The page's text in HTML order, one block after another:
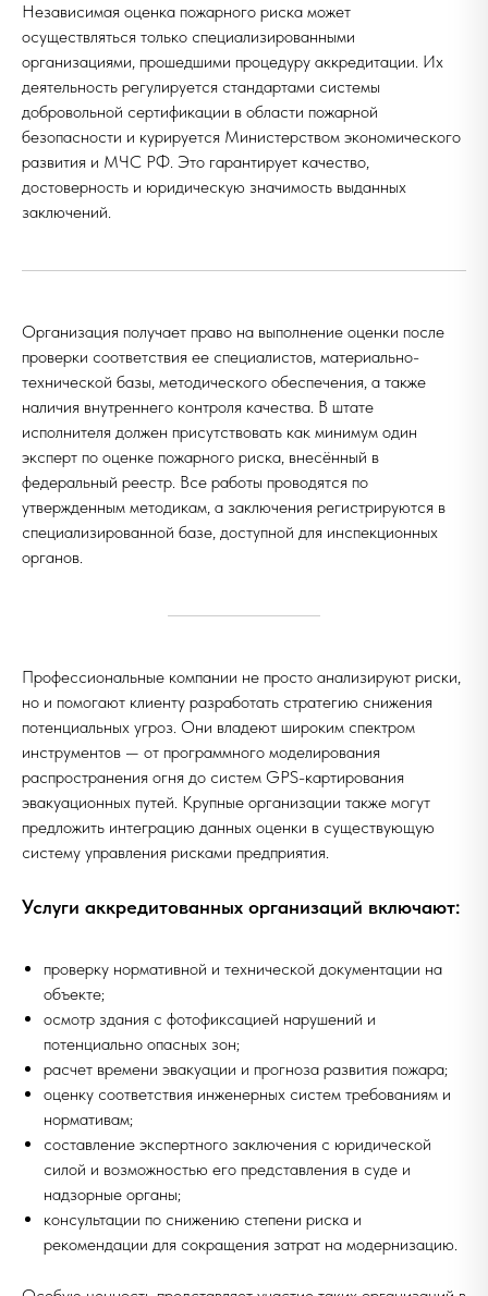
Независимая оценка пожарного риска может
осуществляться только специализированными
организациями, прошедшими процедуру аккредитации. Их
деятельность регулируется стандартами системы
добровольной сертификации в области пожарной
безопасности и курируется Министерством экономического
развития и МЧС РФ. Это гарантирует качество,
достоверность и юридическую значимость выданных
заключений.
Организация получает право на выполнение оценки после
проверки соответствия ее специалистов, материально-
технической базы, методического обеспечения, а также
наличия внутреннего контроля качества. В штате
исполнителя должен присутствовать как минимум один
эксперт по оценке пожарного риска, внесённый в
федеральный реестр. Все работы проводятся по
утвержденным методикам, а заключения регистрируются в
специализированной базе, доступной для инспекционных
органов.
Профессиональные компании не просто анализируют риски,
но и помогают клиенту разработать стратегию снижения
потенциальных угроз. Они владеют широким спектром
инструментов — от программного моделирования
распространения огня до систем GPS-картирования
эвакуационных путей. Крупные организации также могут
предложить интеграцию данных оценки в существующую
систему управления рисками предприятия.
Услуги аккредитованных организаций включают:
проверку нормативной и технической документации на
объекте;
осмотр здания с фотофиксацией нарушений и
потенциально опасных зон;
расчет времени эвакуации и прогноза развития пожара;
оценку соответствия инженерных систем требованиям и
нормативам;
составление экспертного заключения с юридической
силой и возможностью его представления в суде и
надзорные органы;
консультации по снижению степени риска и
рекомендации для сокращения затрат на модернизацию.